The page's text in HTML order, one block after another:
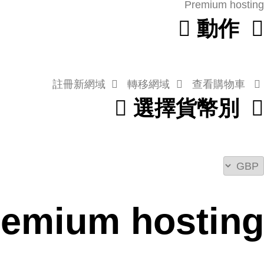
Premium hosting
動作
註冊新網域
轉移網域 查看購物車
hosting